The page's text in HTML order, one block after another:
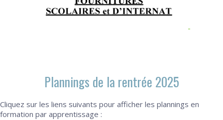
Plannings de la rentrée 2025
Cliquez sur les liens suivants pour afficher les plannings en
formation par apprentissage :